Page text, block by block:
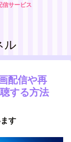
信サービス
ル
配信や再
する方法
す